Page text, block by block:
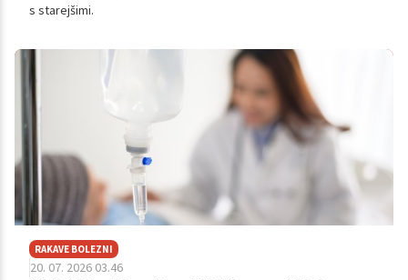
s starejšimi.
RAKAVE BOLEZNI
20. 07. 2026 03.46